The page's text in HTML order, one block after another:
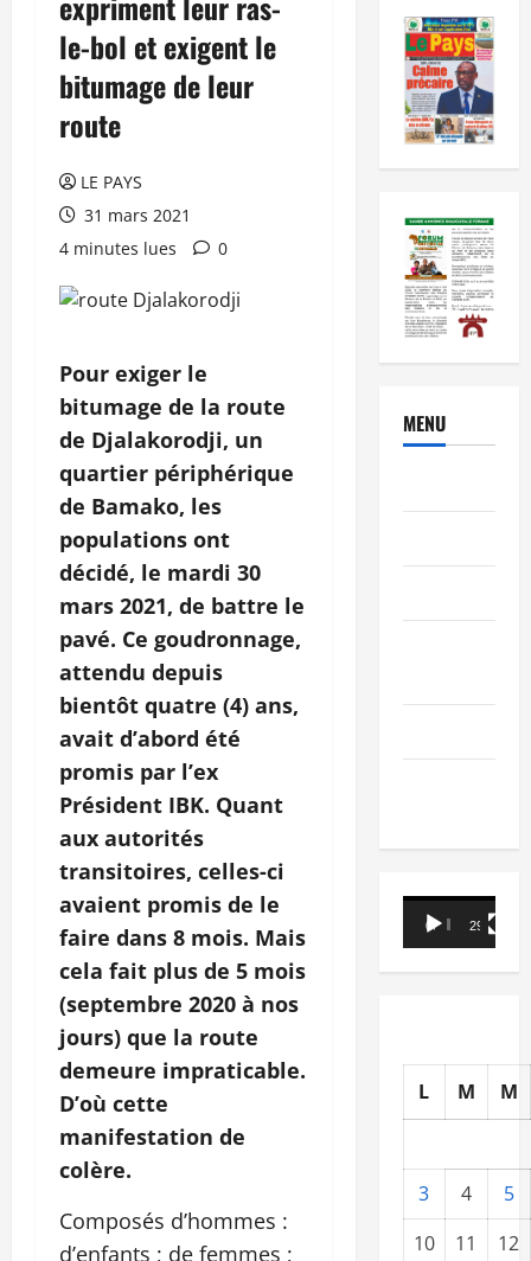
le-bol et exigent le
bitumage de leur
route
LE PAYS
31 mars 2021
4 minutes lues
0
Pour exiger le
bitumage de la route
de Djalakorodji, un
quartier périphérique
de Bamako, les
populations ont
décidé, le mardi 30
mars 2021, de battre le
pavé. Ce goudronnage,
attendu depuis
bientôt quatre (4) ans,
avait d’abord été
promis par l’ex
Président IBK. Quant
aux autorités
transitoires, celles-ci
avaient promis de le
faire dans 8 mois. Mais
cela fait plus de 5 mois
(septembre 2020 à nos
jours) que la route
demeure impraticable.
D’où cette
manifestation de
colère.
Composés d’hommes :
d’enfants ; de femmes ;
MENU
Lecteur
vidéo
00:00 29:21
L M M
3 4
5
10
11
12